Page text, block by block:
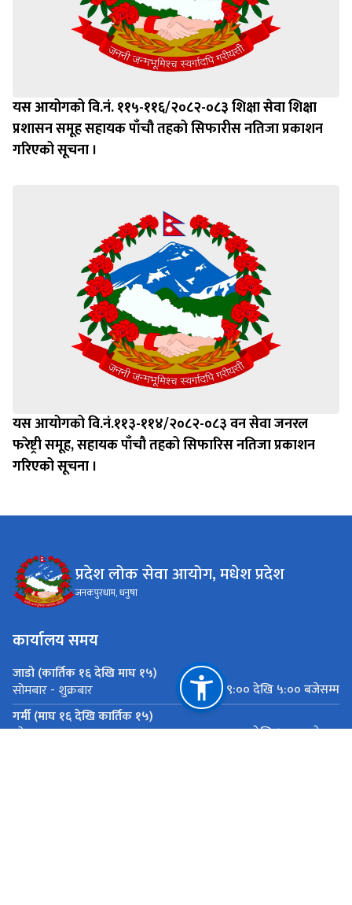
यस आयोगको वि.नं. ११५-११६/२०८२-०८३ शिक्षा सेवा शिक्षा
प्रशासन समूह सहायक पाँचौ तहको सिफारीस नतिजा प्रकाशन
गरिएको सूचना ।
यस आयोगको वि.नं.११३-११४/२०८२-०८३ वन सेवा जनरल
फरेष्ट्री समूह, सहायक पाँचौ तहको सिफारिस नतिजा प्रकाशन
गरिएको सूचना ।
प्रदेश लोक सेवा आयोग, मधेश प्रदेश
जनकपुरधाम, धनुषा
कार्यालय समय
जाडो (कार्तिक १६ देखि माघ १५)
सोमबार - शुक्रबार
०९:०० देखि ५:०० बजेसम्म
गर्मी (माघ १६ देखि कार्तिक १५)
सोमबार - शुक्रबार ०९:०० देखि ५:०० बजेसम्म